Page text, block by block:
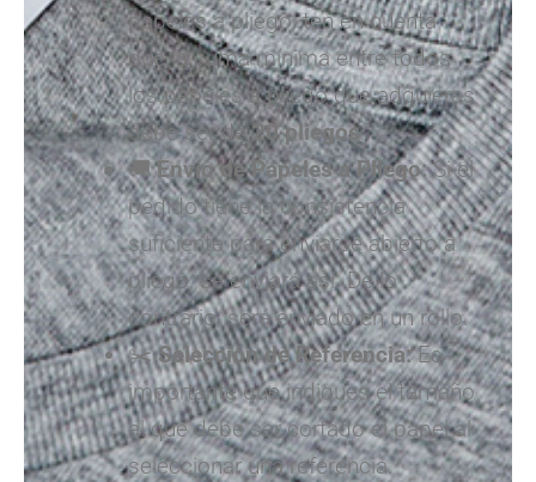
papeles a pliego, ten en cuenta
que la suma mínima entre todos
los papeles a pliego que adquieras
debe ser de20 pliegos.
🚚Envío de Papeles a Pliego:Si el
pedido tiene la consistencia
suficiente para enviarse abierto a
pliego, se enviará así. De lo
contrario, será enviado en un rollo.
✂️Selección de Referencia:Es
importante que indiques el tamaño
al que debe ser cortado el papel al
seleccionar una referencia.